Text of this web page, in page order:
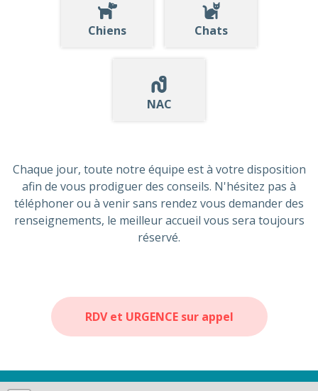
Chiens Chats
NAC
Chaque jour, toute notre équipe est à votre disposition
afin de vous prodiguer des conseils. N'hésitez pas à
téléphoner ou à venir sans rendez vous demander des
renseignements, le meilleur accueil vous sera toujours
réservé.
RDV et URGENCE sur appel